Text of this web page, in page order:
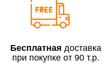
До 300 000 руб.
Свыше 300 000 руб.
Бесплатная доставка
при покупке от 90 т.р.